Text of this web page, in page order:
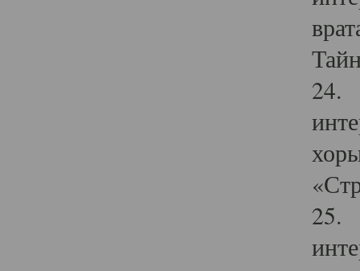
24.
25.